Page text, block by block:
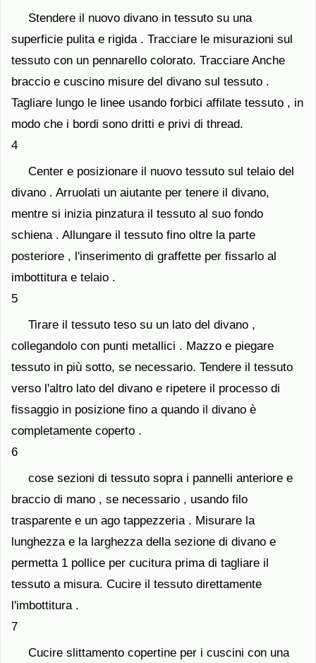
Stendere il nuovo divano in tessuto su una
superficie pulita e rigida . Tracciare le misurazioni sul
tessuto con un pennarello colorato. Tracciare Anche
braccio e cuscino misure del divano sul tessuto .
Tagliare lungo le linee usando forbici affilate tessuto , in
modo che i bordi sono dritti e privi di thread.
4
Center e posizionare il nuovo tessuto sul telaio del
divano . Arruolati un aiutante per tenere il divano,
mentre si inizia pinzatura il tessuto al suo fondo
schiena . Allungare il tessuto fino oltre la parte
posteriore , l'inserimento di graffette per fissarlo al
imbottitura e telaio .
5
Tirare il tessuto teso su un lato del divano ,
collegandolo con punti metallici . Mazzo e piegare
tessuto in più sotto, se necessario. Tendere il tessuto
verso l'altro lato del divano e ripetere il processo di
fissaggio in posizione fino a quando il divano è
completamente coperto .
6
cose sezioni di tessuto sopra i pannelli anteriore e
braccio di mano , se necessario , usando filo
trasparente e un ago tappezzeria . Misurare la
lunghezza e la larghezza della sezione di divano e
permetta 1 pollice per cucitura prima di tagliare il
tessuto a misura. Cucire il tessuto direttamente
l'imbottitura .
7
Cucire slittamento copertine per i cuscini con una